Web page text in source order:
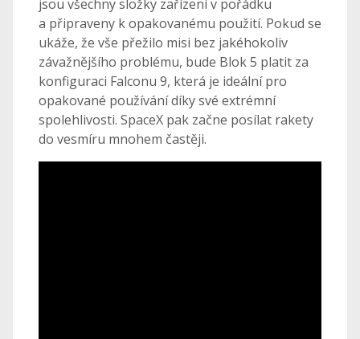
jsou všechny složky zařízení v pořádku
a připraveny k opakovanému použití. Pokud se
ukáže, že vše přežilo misi bez jakéhokoliv
závažnějšího problému, bude Blok 5 platit za
konfiguraci Falconu 9, která je ideální pro
opakované používání díky své extrémní
spolehlivosti. SpaceX pak začne posílat rakety
do vesmíru mnohem častěji.